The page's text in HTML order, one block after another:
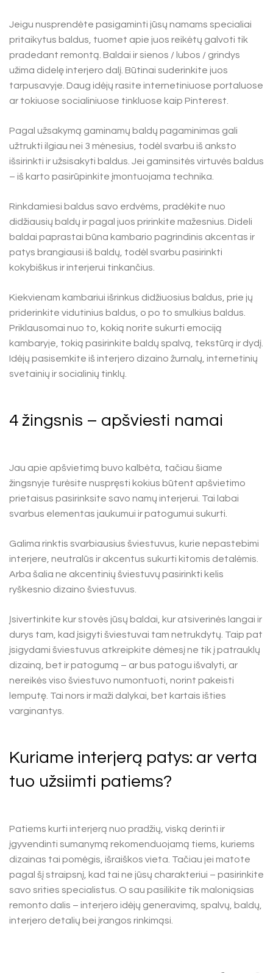
Jeigu nusprendėte pasigaminti jūsų namams specialiai
pritaikytus baldus, tuomet apie juos reikėtų galvoti tik
pradedant remontą. Baldai ir sienos / lubos / grindys
užima didelę interjero dalį. Būtinai suderinkite juos
tarpusavyje. Daug idėjų rasite internetiniuose portaluose
ar tokiuose socialiniuose tinkluose kaip Pinterest.
Pagal užsakymą gaminamų baldų pagaminimas gali
užtrukti ilgiau nei 3 mėnesius, todėl svarbu iš anksto
išsirinkti ir užsisakyti baldus. Jei gaminsitės virtuvės baldus
– iš karto pasirūpinkite įmontuojama technika.
Rinkdamiesi baldus savo erdvėms, pradėkite nuo
didžiausių baldų ir pagal juos pririnkite mažesnius. Dideli
baldai paprastai būna kambario pagrindinis akcentas ir
patys brangiausi iš baldų, todėl svarbu pasirinkti
kokybiškus ir interjerui tinkančius.
Kiekvienam kambariui išrinkus didžiuosius baldus, prie jų
priderinkite vidutinius baldus, o po to smulkius baldus.
Priklausomai nuo to, kokią norite sukurti emociją
kambaryje, tokią pasirinkite baldų spalvą, tekstūrą ir dydį.
Idėjų pasisemkite iš interjero dizaino žurnalų, internetinių
svetainių ir socialinių tinklų.
4 žingsnis – apšviesti namai
Jau apie apšvietimą buvo kalbėta, tačiau šiame
žingsnyje turėsite nuspręsti kokius būtent apšvietimo
prietaisus pasirinksite savo namų interjerui. Tai labai
svarbus elementas jaukumui ir patogumui sukurti.
Galima rinktis svarbiausius šviestuvus, kurie nepastebimi
interjere, neutralūs ir akcentus sukurti kitomis detalėmis.
Arba šalia ne akcentinių šviestuvų pasirinkti kelis
ryškesnio dizaino šviestuvus.
Įsivertinkite kur stovės jūsų baldai, kur atsiverinės langai ir
durys tam, kad įsigyti šviestuvai tam netrukdytų. Taip pat
įsigydami šviestuvus atkreipkite dėmesį ne tik į patrauklų
dizainą, bet ir patogumą – ar bus patogu išvalyti, ar
nereikės viso šviestuvo numontuoti, norint pakeisti
lemputę. Tai nors ir maži dalykai, bet kartais išties
varginantys.
Kuriame interjerą patys: ar verta
tuo užsiimti patiems?
Patiems kurti interjerą nuo pradžių, viską derinti ir
įgyvendinti sumanymą rekomenduojamą tiems, kuriems
dizainas tai pomėgis, išraiškos vieta. Tačiau jei matote
pagal šį straipsnį, kad tai ne jūsų charakteriui – pasirinkite
savo srities specialistus. O sau pasilikite tik maloniąsias
remonto dalis – interjero idėjų generavimą, spalvų, baldų,
interjero detalių bei įrangos rinkimąsi.